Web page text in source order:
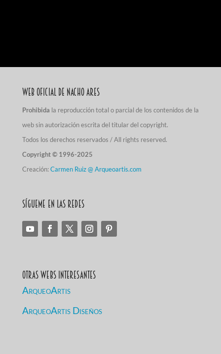
Web Oficial de Nacho Ares
Prohibida la reproducción total o parcial de los contenidos de la
web sin autorización escrita del titular del copyright.
Todos los derechos reservados / All rights reserved.
Copyright © 1996-2025
Creación:Carmen Ruiz @ Arqueoartis.com
Sígueme en las redes
Otras Webs Interesantes
ArqueoArtis
ArqueoArtis Diseños